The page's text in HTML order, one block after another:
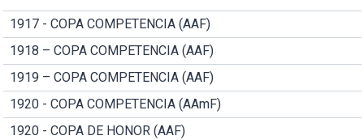
1917 - COPA COMPETENCIA (AAF)
1918 – COPA COMPETENCIA (AAF)
1919 – COPA COMPETENCIA (AAF)
1920 - COPA COMPETENCIA (AAmF)
1920 - COPA DE HONOR (AAF)